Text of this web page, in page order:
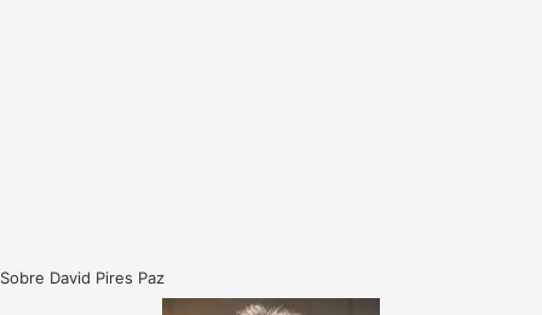
Sobre David Pires Paz